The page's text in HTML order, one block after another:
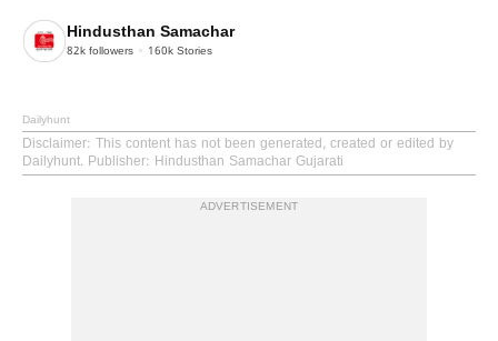
Hindusthan Samachar
82k followers 160k Stories
Dailyhunt
Disclaimer: This content has not been generated, created or edited by
Dailyhunt. Publisher: Hindusthan Samachar Gujarati
ADVERTISEMENT